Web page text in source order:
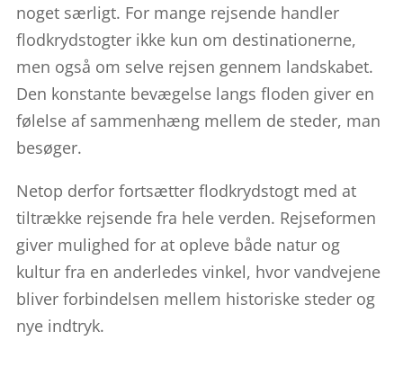
noget særligt. For mange rejsende handler
flodkrydstogter ikke kun om destinationerne,
men også om selve rejsen gennem landskabet.
Den konstante bevægelse langs floden giver en
følelse af sammenhæng mellem de steder, man
besøger.
Netop derfor fortsætter flodkrydstogt med at
tiltrække rejsende fra hele verden. Rejseformen
giver mulighed for at opleve både natur og
kultur fra en anderledes vinkel, hvor vandvejene
bliver forbindelsen mellem historiske steder og
nye indtryk.